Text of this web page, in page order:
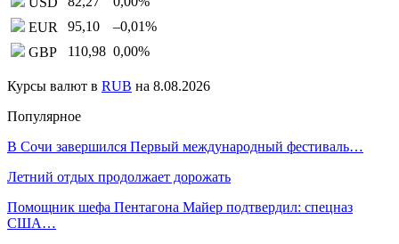
EUR
95,10 –0,01%
GBP
110,98 0,00%
Курсы валют в RUB на 8.08.2026
Популярное
В Сочи завершился Первый международный фестиваль…
Летний отдых продолжает дорожать
Помощник шефа Пентагона Майер подтвердил: спецназ
США…